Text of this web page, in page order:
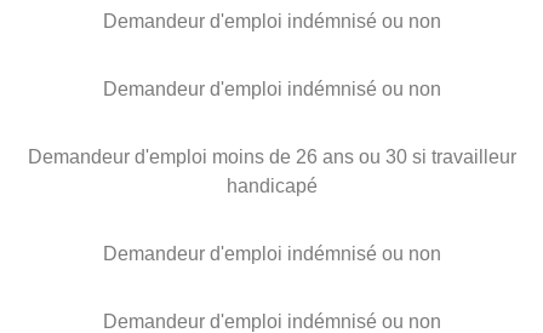
Demandeur d'emploi indémnisé ou non
Demandeur d'emploi indémnisé ou non
Demandeur d'emploi moins de 26 ans ou 30 si travailleur
handicapé
Demandeur d'emploi indémnisé ou non
Demandeur d'emploi indémnisé ou non